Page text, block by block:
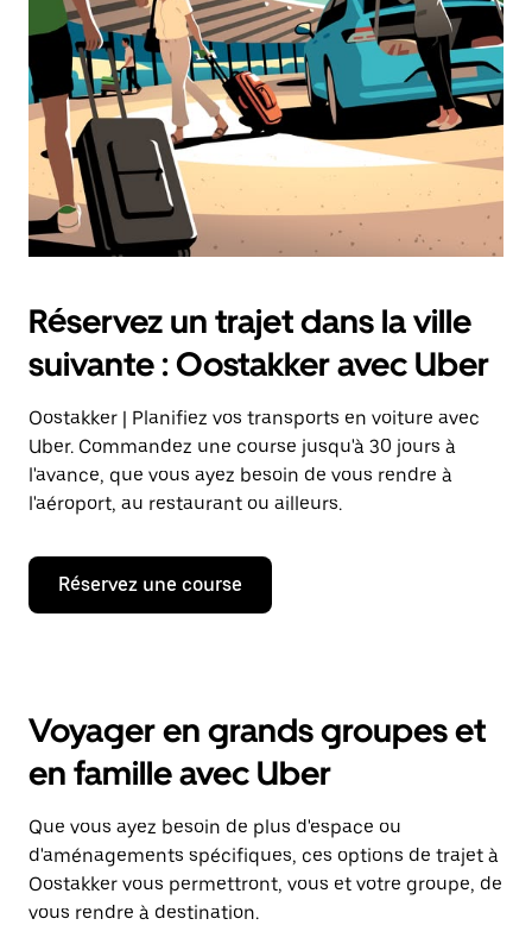
la
touche
Échap
pour
fermer
calendrier.
Réservez un trajet dans la ville
suivante : Oostakker avec Uber
Oostakker | Planifiez vos transports en voiture avec
Uber. Commandez une course jusqu'à 30 jours à
l'avance, que vous ayez besoin de vous rendre à
l'aéroport, au restaurant ou ailleurs.
Réservez une course
Voyager en grands groupes et
en famille avec Uber
Que vous ayez besoin de plus d'espace ou
d'aménagements spécifiques, ces options de trajet à
Oostakker vous permettront, vous et votre groupe, de
vous rendre à destination.